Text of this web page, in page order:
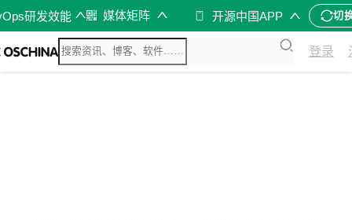
研发效能 媒体矩阵 开源中国APP 切
登录